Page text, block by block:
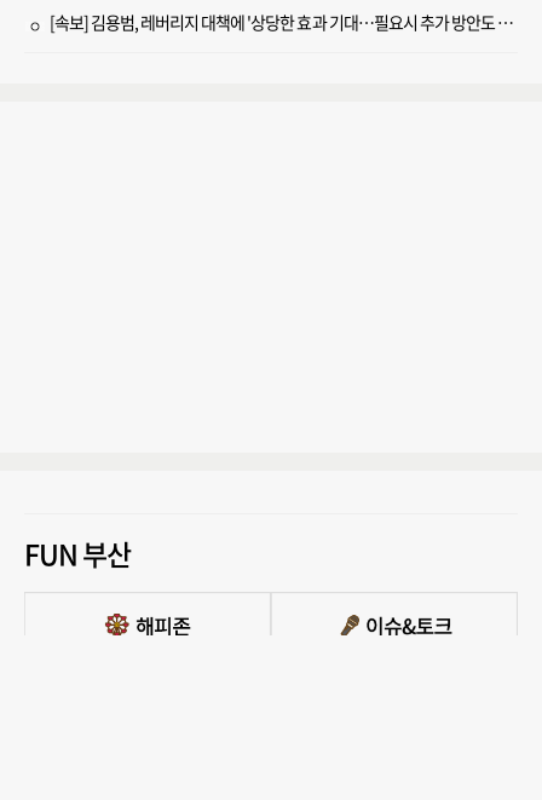
[속보] 김용범, 레버리지 대책에 '상당한 효과 기대…필요시 추가 방안도 검토'
FUN 부산